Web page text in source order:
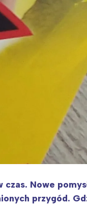
Nowe
przygód.